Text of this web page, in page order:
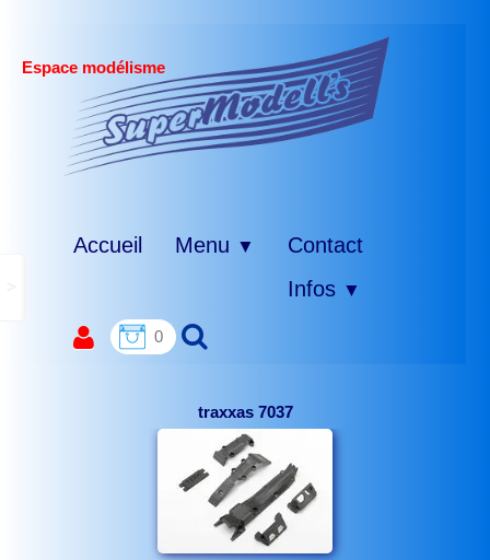
Espace modélisme
Accueil Menu ▼
Contact
Infos ▼
0
traxxas 7037